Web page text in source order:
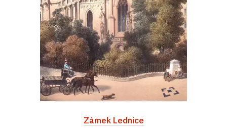
Zámek Lednice